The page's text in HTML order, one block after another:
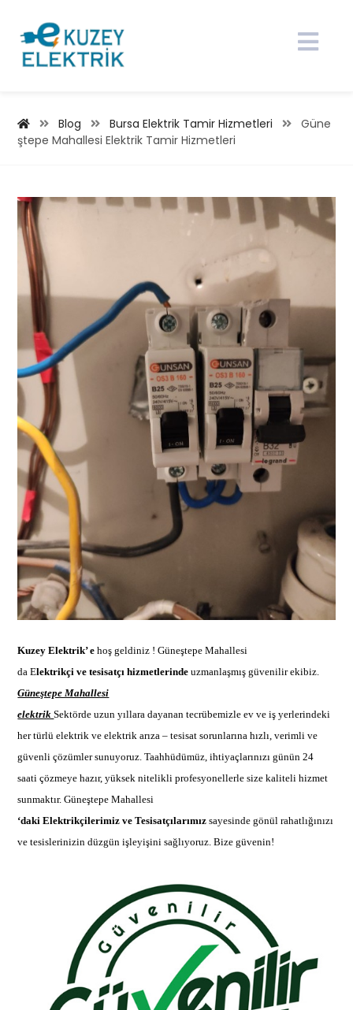
Blog Bursa Elektrik Tamir Hizmetleri
Güne
ştepe Mahallesi Elektrik Tamir Hizmetleri
Kuzey Elektrik’ ehoş geldiniz !Güneştepe Mahallesi
da Elektrikçi ve tesisatçı hizmetlerindeuzmanlaşmış güvenilir ekibiz.
Güneştepe Mahallesi
elektrikSektörde uzun yıllara dayanan tecrübemizle ev ve iş yerlerindeki
her türlü elektrik veelektrik arıza – tesisat sorunlarına hızlı, verimli ve
güvenli çözümler sunuyoruz. Taahhüdümüz, ihtiyaçlarınızı günün 24
saati çözmeye hazır, yüksek nitelikli profesyonellerle size kaliteli hizmet
sunmaktır.Güneştepe Mahallesi
‘daki Elektrikçilerimiz ve Tesisatçılarımızsayesinde gönül rahatlığınızı
ve tesislerinizin düzgün işleyişini sağlıyoruz. Bize güvenin!